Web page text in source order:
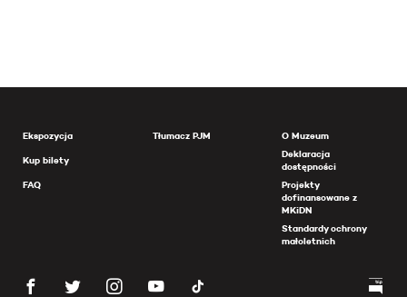
Ekspozycja
Kup bilety
FAQ
Tłumacz PJM
O Muzeum
Deklaracja
dostępności
Projekty
dofinansowane z
MKiDN
Standardy ochrony
małoletnich